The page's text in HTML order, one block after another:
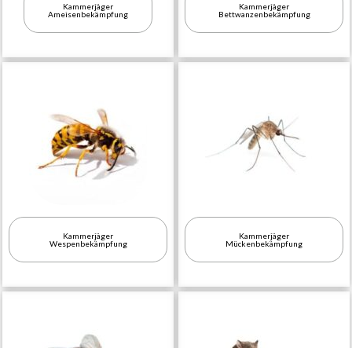
Kammerjäger
Ameisenbekämpfung
Kammerjäger
Bettwanzenbekämpfung
Kammerjäger
Wespenbekämpfung
Kammerjäger
Mückenbekämpfung